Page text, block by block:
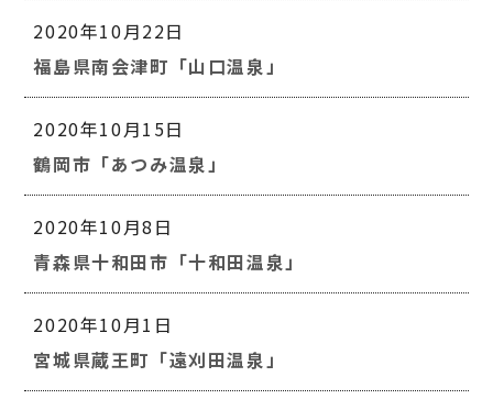
2020年10月22日
福島県南会津町「山口温泉」
2020年10月15日
鶴岡市「あつみ温泉」
2020年10月8日
青森県十和田市「十和田温泉」
2020年10月1日
宮城県蔵王町「遠刈田温泉」